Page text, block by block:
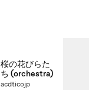
桜の花びらた
ち (orchestra)
acdticojp